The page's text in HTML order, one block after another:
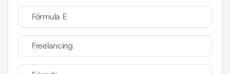
Fórmula E
Freelancing